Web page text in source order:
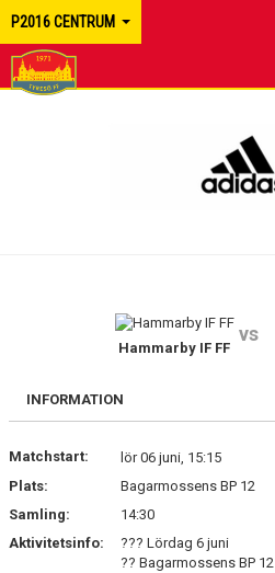
P2016 CENTRUM
DOKUMENT
Hammarby IF FF
vs
INFORMATION
Matchstart:
lör 06 juni, 15:15
Plats:
Bagarmossens BP 12
Samling:
14:30
Aktivitetsinfo:
??? Lördag 6 juni
?? Bagarmossens BP 12